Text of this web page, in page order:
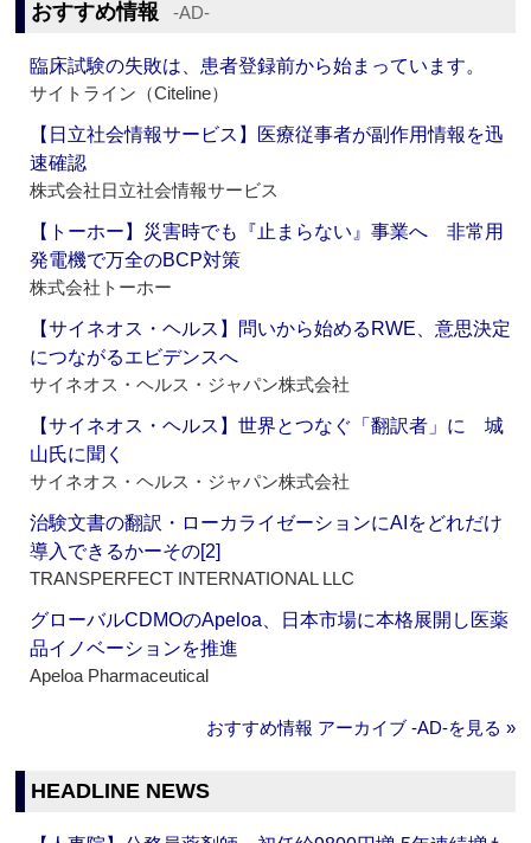
おすすめ情報 ‐AD‐
臨床試験の失敗は、患者登録前から始まっています。
サイトライン（Citeline）
【日立社会情報サービス】医療従事者が副作用情報を迅
速確認
株式会社日立社会情報サービス
【トーホー】災害時でも『止まらない』事業へ 非常用
発電機で万全のBCP対策
株式会社トーホー
【サイネオス・ヘルス】問いから始めるRWE、意思決定
につながるエビデンスへ
サイネオス・ヘルス・ジャパン株式会社
【サイネオス・ヘルス】世界とつなぐ「翻訳者」に 城
山氏に聞く
サイネオス・ヘルス・ジャパン株式会社
治験文書の翻訳・ローカライゼーションにAIをどれだけ
導入できるかーその[2]
TRANSPERFECT INTERNATIONAL LLC
グローバルCDMOのApeloa、日本市場に本格展開し医薬
品イノベーションを推進
Apeloa Pharmaceutical
おすすめ情報 アーカイブ ‐AD‐を見る »
HEADLINE NEWS